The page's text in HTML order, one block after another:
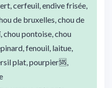
cerfeuil, endive frisée,
de bruxelles, chou de
chou pontoise, chou
fenouil, laitue,
plat, pourpier🆘,